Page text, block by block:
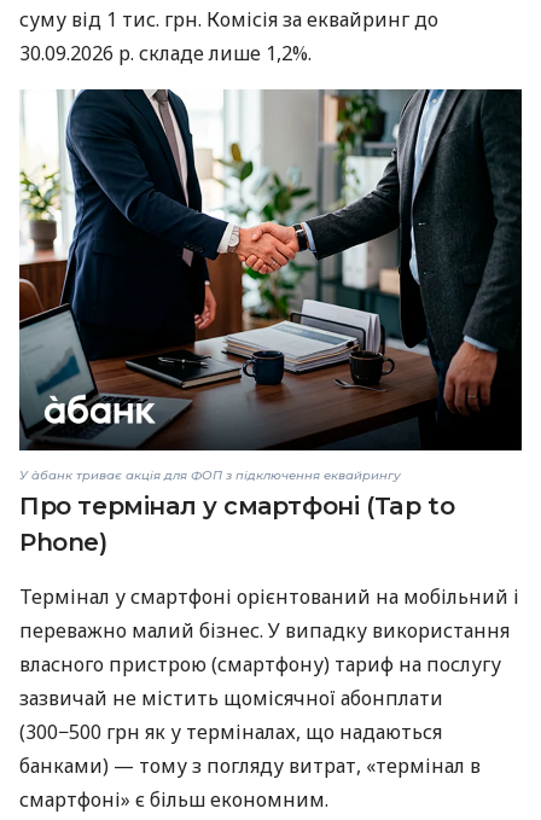
суму від 1 тис. грн. Комісія за еквайринг до
30.09.2026 р. складе лише 1,2%.
У àбанк триває акція для ФОП з підключення еквайрингу
Про термінал у смартфоні (Tap to
Phone)
Термінал у смартфоні орієнтований на мобільний і
переважно малий бізнес. У випадку використання
власного пристрою (смартфону) тариф на послугу
зазвичай не містить щомісячної абонплати
(300−500 грн як у терміналах, що надаються
банками) — тому з погляду витрат, «термінал в
смартфоні» є більш економним.